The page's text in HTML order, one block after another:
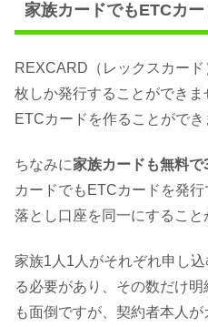
家族カードでもETCカ
REXCARD（レックスカー
枚しか発行することができ
ETCカードを作ることができ
ちなみに家族カードも無料で
カードでもETCカードを発
落とし口座を同一にすること
家族1人1人がそれぞれ申し
る必要があり、その数だけ
も面倒ですが、契約者本人